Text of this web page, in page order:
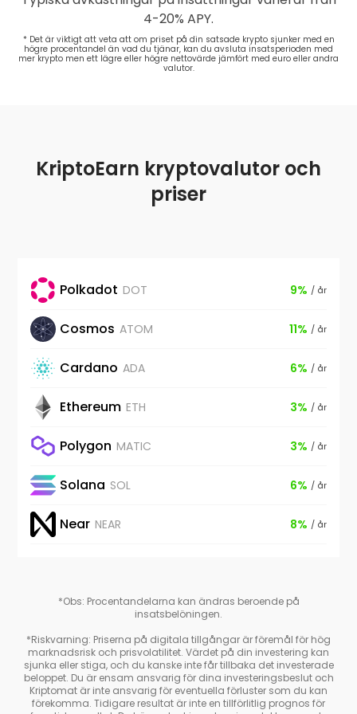
4-20% APY.
* Det är viktigt att veta att om priset på din satsade krypto sjunker med en
högre procentandel än vad du tjänar, kan du avsluta insatsperioden med
mer krypto men ett lägre eller högre nettovärde jämfört med euro eller andra
valutor.
KriptoEarn kryptovalutor och
priser
Polkadot DOT 9% / år
Cosmos ATOM 11% / år
Cardano ADA 6% / år
Ethereum ETH 3% / år
Polygon MATIC 3% / år
Solana SOL 6% / år
Near NEAR 8% / år
*Obs: Procentandelarna kan ändras beroende på
insatsbelöningen.
*Riskvarning: Priserna på digitala tillgångar är föremål för hög
marknadsrisk och prisvolatilitet. Värdet på din investering kan
sjunka eller stiga, och du kanske inte får tillbaka det investerade
beloppet. Du är ensam ansvarig för dina investeringsbeslut och
Kriptomat är inte ansvarig för eventuella förluster som du kan
förekomma. Tidigare resultat är inte en tillförlitlig prognos för